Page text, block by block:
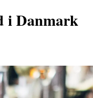
i Danmark